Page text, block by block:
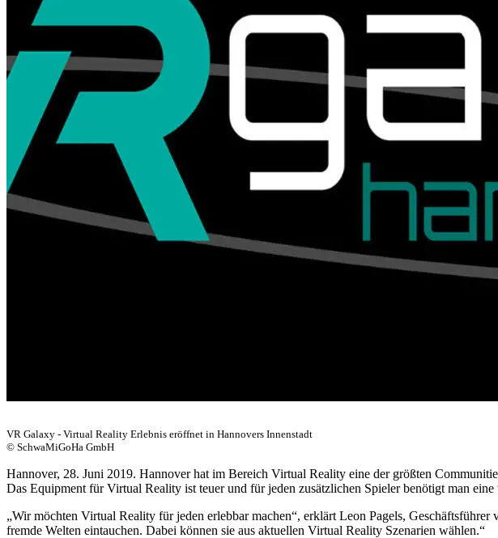
VR Galaxy - Virtual Reality Erlebnis eröffnet in Hannovers Innenstadt
© SchwaMiGoHa GmbH
Hannover, 28. Juni 2019. Hannover hat im Bereich Virtual Reality eine der größten
Das Equipment für Virtual Reality ist teuer und für jeden zusätzlichen Spieler benötigt man
„Wir möchten Virtual Reality für jeden erlebbar machen“, erklärt Leon Pagels,
fremde Welten eintauchen. Dabei können sie aus aktuellen Virtual Reality Szenarien wählen.“